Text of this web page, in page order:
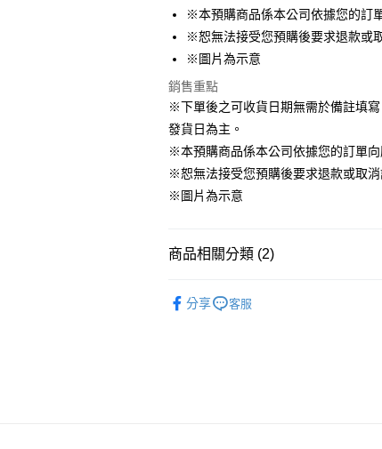
Google Pay
ATM付款
貨到付款
運送方式
全家取貨付款
每筆NT$65，滿NT$1,300(含以上)免運
每筆NT$65，滿NT$1,300(含以上)免運
每筆NT$9,999
※本預購商品係本公司依據您的訂
※恕無法接受您預購後要求退款或
※圖片為示意
銷售重點
※下單後之可收貨日期無需於備註填
發貨日為主。
※本預購商品係本公司依據您的訂單
※恕無法接受您預購後要求退款或取消
※圖片為示意
商品相關分類 (2)
年
■生活週邊/票券/福袋組合/其他
分享 客服